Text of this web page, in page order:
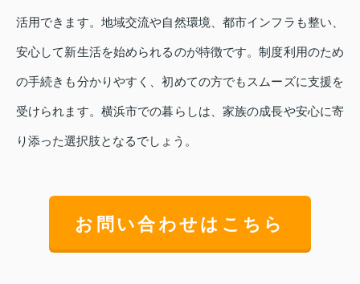
活用できます。地域交流や自然環境、都市インフラも整い、
安心して新生活を始められるのが特徴です。制度利用のため
の手続きも分かりやすく、初めての方でもスムーズに支援を
受けられます。横浜市での暮らしは、家族の成長や安心に寄
り添った選択肢となるでしょう。
お問い合わせはこちら